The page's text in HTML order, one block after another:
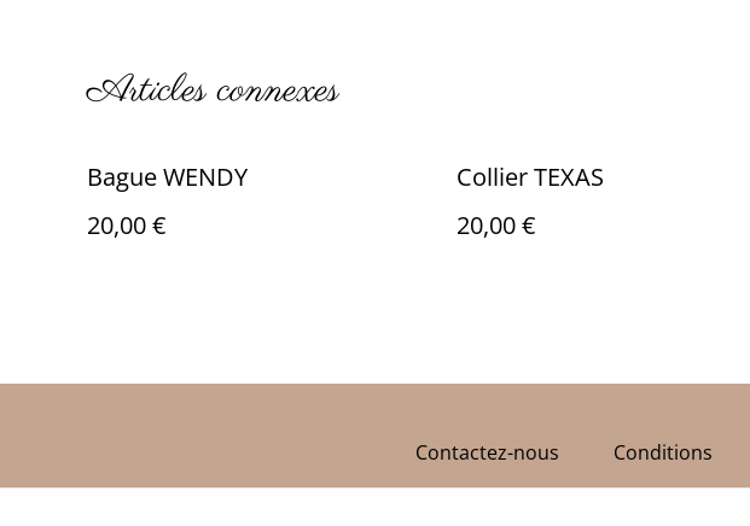
Articles connexes
Bague WENDY
20,00 €
Collier TEXAS
20,00 €
Contactez-nous Conditions